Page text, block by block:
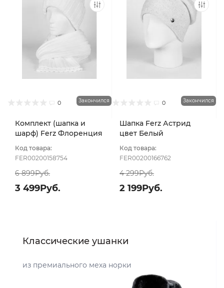
0 Закончился
Комплект (шапка и
шарф) Ferz Флоренция
Код товара:
FER00200158754
6 899Руб.
3 499Руб.
0 Закончился
Шапка Ferz Астрид
цвет Белый
Код товара:
FER00200166762
4 299Руб.
2 199Руб.
Классические ушанки
из премиального меха норки